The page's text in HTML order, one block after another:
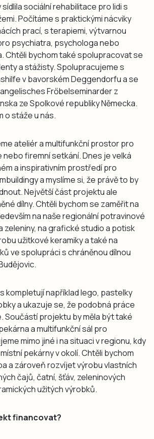
sociální rehabilitace pro lidi s
Počítáme s praktickými nácviky
prací, s terapiemi, výtvarnou
psychiatra, psychologa nebo
Chtěli bychom také spolupracovat se
a stážisty. Spolupracujeme s
v bavorském Deggendorfu a se
Frőbelseminarder z
ze Spolkové republiky Německa.
o stáže u nás.
ateliér a multifunkční prostor pro
firemní setkání. Dnes je velká
a inspirativním prostředí pro
a myslíme si, že právě to by
Největší část projektu ale
dílny. Chtěli bychom se zaměřit na
na naše regionální potravinové
zeleniny, na grafické studio a potisk
užitkové keramiky a také na
ve spolupráci s chráněnou dílnou
kompletují například lego, pastelky
a ukazuje se, že podobná práce
Součástí projektu by měla být také
a multifunkční sál pro
mimo jiné i na situaci v regionu, kdy
pekárny v okolí. Chtěli bychom
a zároveň rozvíjet výrobu vlastních
čajů, čatní, šťáv, zeleninových
užitých výrobků.
financovat?